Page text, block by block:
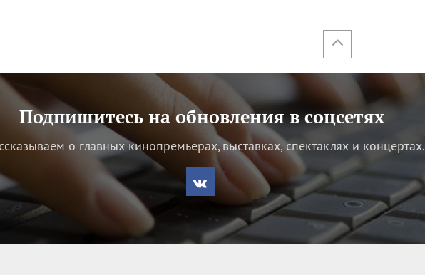
Подпишитесь на обновления в соцсетях
о главных кинопремьерах, выставках, спектаклях и концертах.